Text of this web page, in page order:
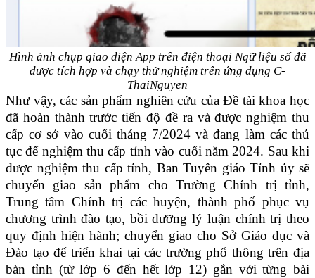
Hình ảnh chụp giao diện App trên điện thoại Ngữ liệu số đã
được tích hợp và chạy thử nghiệm trên ứng dụng C-
ThaiNguyen
Như vậy, các sản phẩm nghiên cứu của Đề tài khoa học
đã hoàn thành trước tiến độ đề ra và được nghiệm thu
cấp cơ sở vào cuối tháng 7/2024 và đang làm các thủ
tục để nghiệm thu cấp tỉnh vào cuối năm 2024. Sau khi
được nghiệm thu cấp tỉnh, Ban Tuyên giáo Tỉnh ủy sẽ
chuyển giao sản phẩm cho Trường Chính trị tỉnh,
Trung tâm Chính trị các huyện, thành phố phục vụ
chương trình đào tạo, bồi dưỡng lý luận chính trị theo
quy định hiện hành; chuyển giao cho Sở Giáo dục và
Đào tạo để triển khai tại các trường phổ thông trên địa
bàn tỉnh (từ lớp 6 đến hết lớp 12) gắn với từng bài